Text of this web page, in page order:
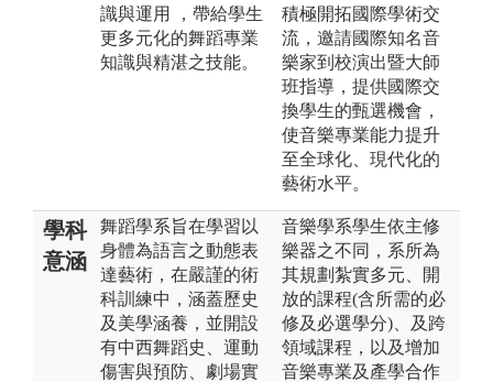
識與運用 ，帶給學生
更多元化的舞蹈專業
知識與精湛之技能。
積極開拓國際學術交
流，邀請國際知名音
樂家到校演出暨大師
班指導，提供國際交
換學生的甄選機會，
使音樂專業能力提升
至全球化、現代化的
藝術水平。
學科
意涵
舞蹈學系旨在學習以
身體為語言之動態表
達藝術，在嚴謹的術
科訓練中，涵蓋歷史
及美學涵養，並開設
有中西舞蹈史、運動
傷害與預防、劇場實
音樂學系學生依主修
樂器之不同，系所為
其規劃紮實多元、開
放的課程(含所需的必
修及必選學分)、及跨
領域課程，以及增加
音樂專業及產學合作